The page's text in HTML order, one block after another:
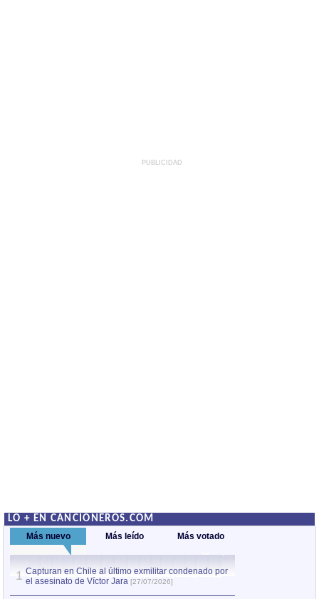
PUBLICIDAD
LO + EN CANCIONEROS.COM
Más nuevo Más leído Más votado
1 Capturan en Chile al último exmilitar condenado por
el asesinato de Víctor Jara [27/07/2026]